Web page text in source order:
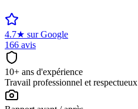
4.7★ sur Google
166 avis
10+ ans d'expérience
Travail professionnel et respectueux